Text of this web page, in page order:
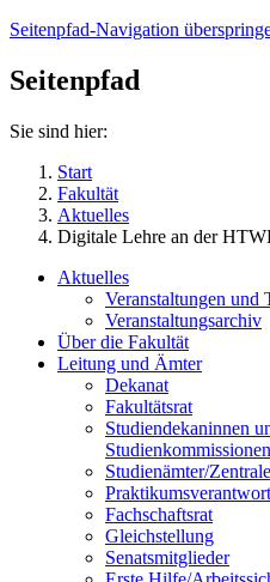
Seitenpfad-Navigation
Seitenpfad
Sie sind hier:
Start
Fakultät
Aktuelles
Digitale Lehre an der
Aktuelles
Veranstaltungen und
Veranstaltungsarchiv
Über die Fakultät
Leitung und Ämter
Dekanat
Fakultätsrat
Studiendekaninnen
Studienkommissionen
Studienämter/
Fachschaftsrat
Gleichstellung
Senatsmitglieder